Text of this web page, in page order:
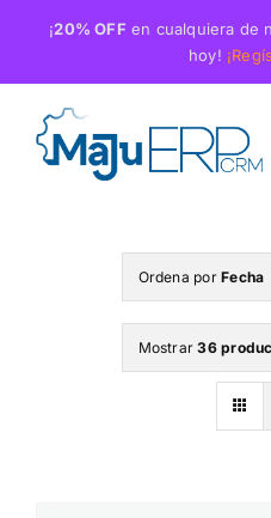
contenido
¡20% OFF en cualquiera de
hoy!
Ordena porFecha
Mostrar36